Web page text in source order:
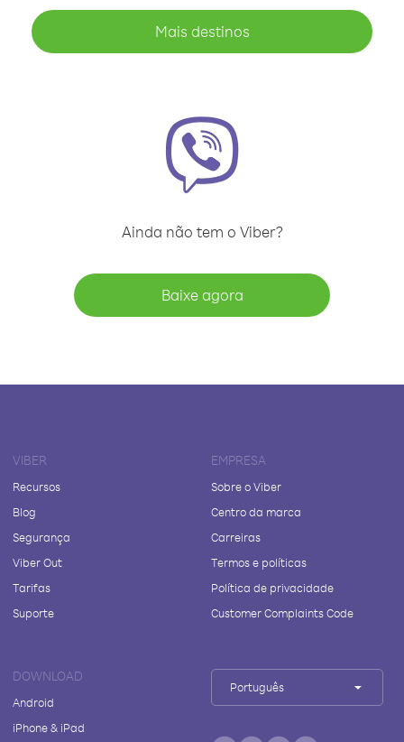
Mais destinos
Ainda não tem o Viber?
Baixe agora
VIBER
Recursos
Blog
Segurança
Viber Out
Tarifas
Suporte
EMPRESA
Sobre o Viber
Centro da marca
Carreiras
Termos e políticas
Política de privacidade
Customer Complaints Code
DOWNLOAD
Android
iPhone & iPad
Português